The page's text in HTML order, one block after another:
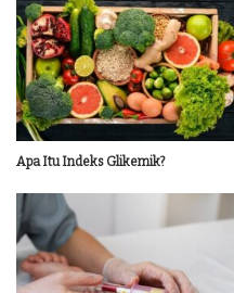
Apa Itu Indeks Glikemik?